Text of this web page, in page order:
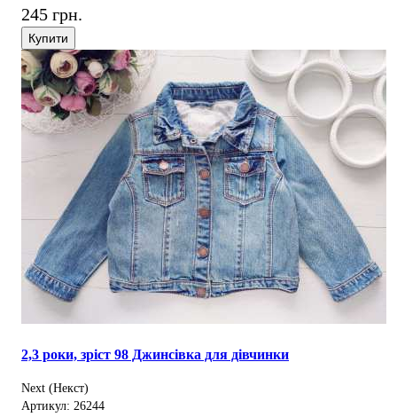
245 грн.
Купити
2,3 роки, зріст 98 Джинсівка для дівчинки
Next (Некст)
Артикул: 26244